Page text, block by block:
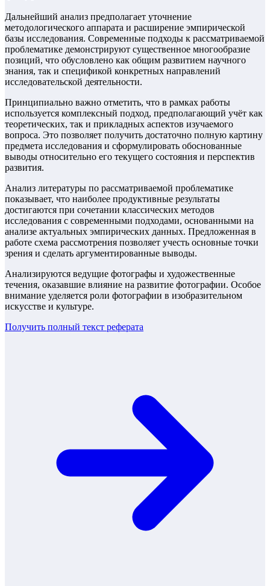
Дальнейший анализ предполагает уточнение
методологического аппарата и расширение эмпирической
базы исследования. Современные подходы к рассматриваемой
проблематике демонстрируют существенное многообразие
позиций, что обусловлено как общим развитием научного
знания, так и спецификой конкретных направлений
исследовательской деятельности.
Принципиально важно отметить, что в рамках работы
используется комплексный подход, предполагающий учёт как
теоретических, так и прикладных аспектов изучаемого
вопроса. Это позволяет получить достаточно полную картину
предмета исследования и сформулировать обоснованные
выводы относительно его текущего состояния и перспектив
развития.
Анализ литературы по рассматриваемой проблематике
показывает, что наиболее продуктивные результаты
достигаются при сочетании классических методов
исследования с современными подходами, основанными на
анализе актуальных эмпирических данных. Предложенная в
работе схема рассмотрения позволяет учесть основные точки
зрения и сделать аргументированные выводы.
Анализируются ведущие фотографы и художественные
течения, оказавшие влияние на развитие фотографии. Особое
внимание уделяется роли фотографии в изобразительном
искусстве и культуре.
Получить полный текст реферата